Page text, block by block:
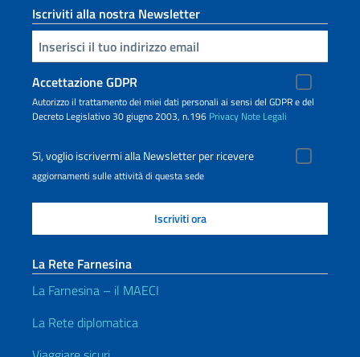
Iscriviti alla nostra Newsletter
Inserisci la tua email
Accettazione GDPR
Autorizzo il trattamento dei miei dati personali ai sensi del GDPR e del
Decreto Legislativo 30 giugno 2003, n.196 Privacy Note Legali
Sì, voglio iscrivermi alla Newsletter per ricevere
aggiornamenti sulle attività di questa sede
La Rete Farnesina
La Farnesina – il MAECI
La Rete diplomatica